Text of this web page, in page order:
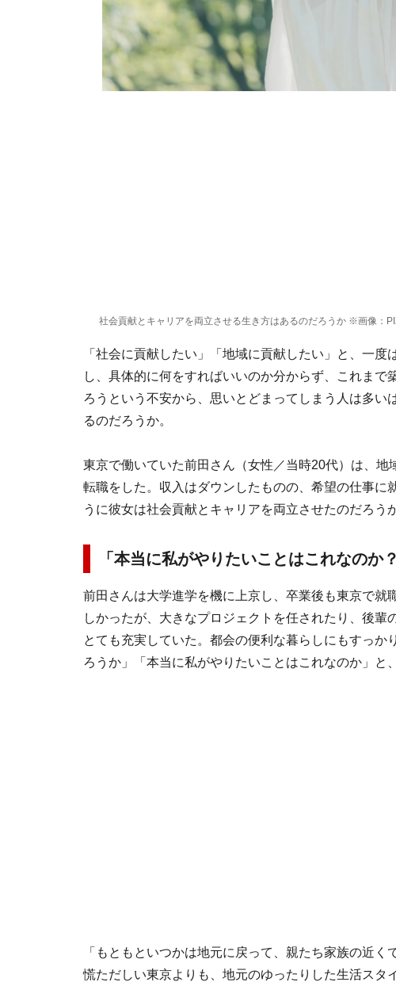
社会貢献とキャリアを両立させる生き方はあるのだろうか ※画像：
「社会に貢献したい」「地域に貢献したい」と、一
し、具体的に何をすればいいのか分からず、これま
ろうという不安から、思いとどまってしまう人は多
るのだろうか。
東京で働いていた前田さん（女性／当時20代）は、
転職をした。収入はダウンしたものの、希望の仕事に
うに彼女は社会貢献とキャリアを両立させたのだろうか
「本当に私がやりたいことはこれなのか？
前田さんは大学進学を機に上京し、卒業後も東京で
しかったが、大きなプロジェクトを任されたり、後輩
とても充実していた。都会の便利な暮らしにもすっ
ろうか」「本当に私がやりたいことはこれなのか」と
「もともといつかは地元に戻って、親たち家族の近
慌ただしい東京よりも、地元のゆったりした生活スタ